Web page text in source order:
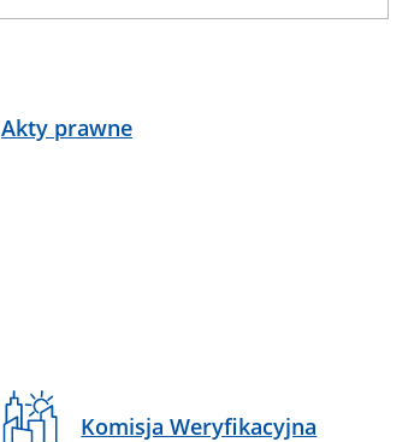
Akty prawne
Komisja Weryfikacyjna